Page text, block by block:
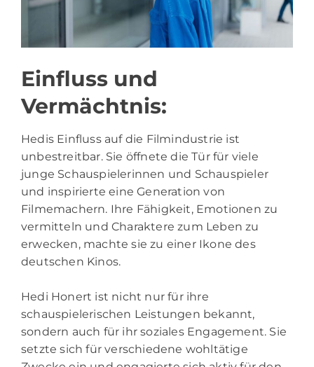
Einfluss und
Vermächtnis:
Hedis Einfluss auf die Filmindustrie ist
unbestreitbar. Sie öffnete die Tür für viele
junge Schauspielerinnen und Schauspieler
und inspirierte eine Generation von
Filmemachern. Ihre Fähigkeit, Emotionen zu
vermitteln und Charaktere zum Leben zu
erwecken, machte sie zu einer Ikone des
deutschen Kinos.
Hedi Honert ist nicht nur für ihre
schauspielerischen Leistungen bekannt,
sondern auch für ihr soziales Engagement. Sie
setzte sich für verschiedene wohltätige